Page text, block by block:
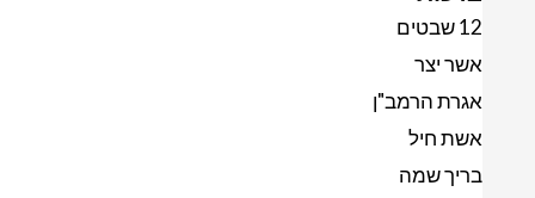
12 שבטים
אשר יצר
אגרת הרמב"ן
אשת חיל
בריך שמה